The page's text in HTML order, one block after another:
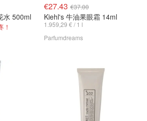
水 500ml
！
€27.43 €37.00
Kiehl's 牛油果眼霜 14ml
1.959,29 € / 1 l
Parfumdreams